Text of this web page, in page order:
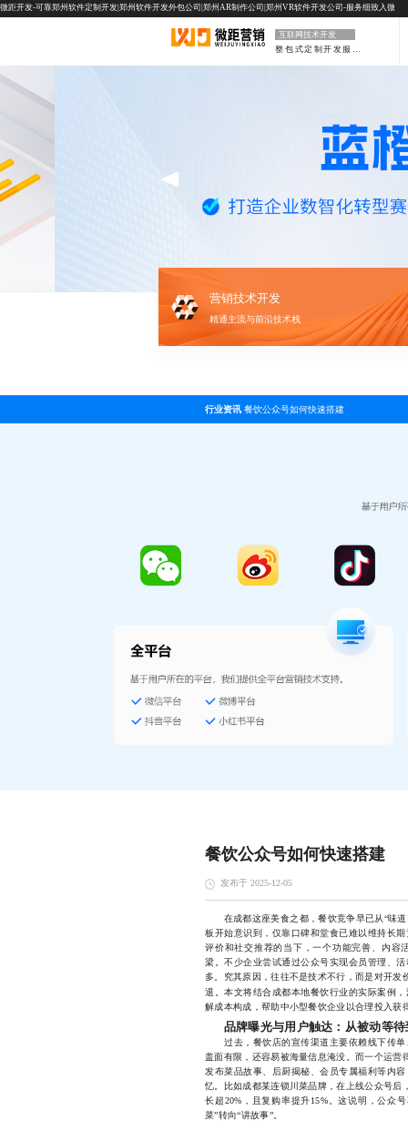
微距开发-可靠郑州软件定制开发|郑州软件开发外包公司|郑州AR制作公司|郑州VR软件开发公司-服务细致入微
互联网技术开发
营销技术开发
精通主流与前沿技术栈
行业资讯 餐饮公众号如何快速搭建
餐饮公众号如何快速搭建
发布于 2025-12-05
在成都这座美食之都，餐饮竞争早已从“味道
板开始意识到，仅靠口碑和堂食已难以维持长
评价和社交推荐的当下，一个功能完善、内容
梁。不少企业尝试通过公众号实现会员管理、
多。究其原因，往往不是技术不行，而是对开发
退。本文将结合成都本地餐饮行业的实际案例
解成本构成，帮助中小型餐饮企业以合理投入获
品牌曝光与用户触达：从被动等
过去，餐饮店的宣传渠道主要依赖线下传单
盖面有限，还容易被海量信息淹没。而一个运营
发布菜品故事、后厨揭秘、会员专属福利等内
忆。比如成都某连锁川菜品牌，在上线公众号后
长超20%，且复购率提升15%。这说明，公众
菜”转向“讲故事”。